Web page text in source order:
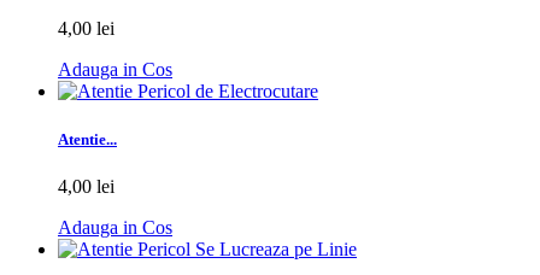
4,00 lei
Adauga in Cos
Atentie...
4,00 lei
Adauga in Cos